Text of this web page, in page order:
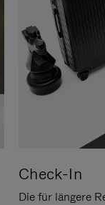
Check-In
Die für längere